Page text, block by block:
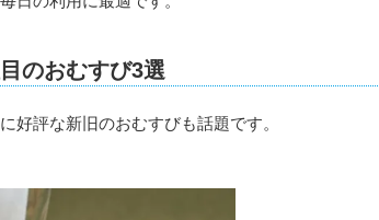
のおむすび3選
好評な新旧のおむすびも話題です。